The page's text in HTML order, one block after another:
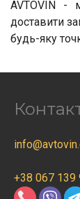
AVTOVIN -
доставити
будь-яку
+38 067 139